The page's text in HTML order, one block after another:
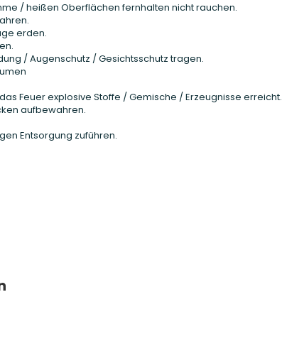
/ heißen Oberflächen fernhalten nicht rauchen.
erden.
/ Augenschutz / Gesichtsschutz tragen.
Feuer explosive Stoffe / Gemische / Erzeugnisse erreicht.
aufbewahren.
Entsorgung zuführen.